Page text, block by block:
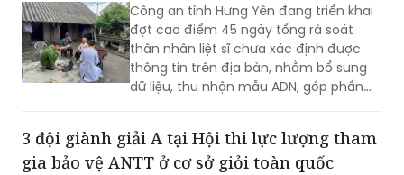
Công an tỉnh Hưng Yên đang triển khai
đợt cao điểm 45 ngày tổng rà soát
thân nhân liệt sĩ chưa xác định được
thông tin trên địa bàn, nhằm bổ sung
dữ liệu, thu nhận mẫu ADN, góp phần
3 đội giành giải A tại Hội thi lực lượng tham
gia bảo vệ ANTT ở cơ sở giỏi toàn quốc